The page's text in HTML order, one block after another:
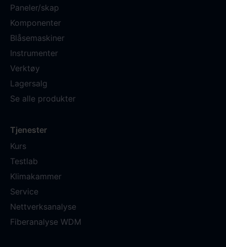
Paneler/skap
Komponenter
Blåsemaskiner
Instrumenter
Verktøy
Lagersalg
Se alle produkter
Tjenester
Kurs
Testlab
Klimakammer
Service
Nettverksanalyse
Fiberanalyse WDM